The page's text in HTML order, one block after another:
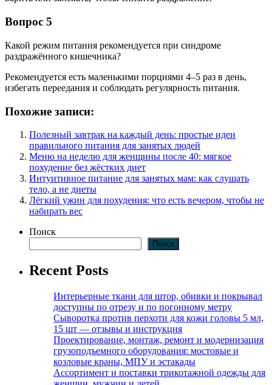
Вопрос 5
Какой режим питания рекомендуется при синдроме
раздражённого кишечника?
Рекомендуется есть маленькими порциями 4–5 раз в день,
избегать переедания и соблюдать регулярность питания.
Похожие записи:
Полезный завтрак на каждый день: простые идеи
правильного питания для занятых людей
Меню на неделю для женщины после 40: мягкое
похудение без жёстких диет
Интуитивное питание для занятых мам: как слушать
тело, а не диеты
Лёгкий ужин для похудения: что есть вечером, чтобы не
набирать вес
Поиск
Поиск
Recent Posts
Интерьерные ткани для штор, обивки и покрывал
доступны по отрезу и по погонному метру
Сыворотка против перхоти для кожи головы 5 мл,
15 шт — отзывы и инструкция
Проектирование, монтаж, ремонт и модернизация
грузоподъемного оборудования: мостовые и
козловые краны, МПУ и эстакады
Ассортимент и поставки трикотажной одежды для